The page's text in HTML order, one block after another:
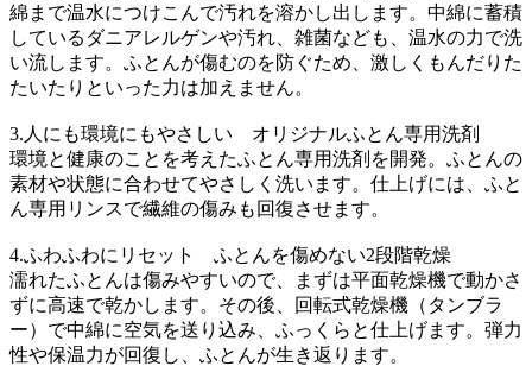
綿まで温水につけこんで汚れを溶かし出します。中綿に蓄積
しているダニアレルゲンや汚れ、雑菌なども、温水の力で洗
い流します。ふとんが傷むのを防ぐため、激しくもんだりた
たいたりといった力は加えません。
3.人にも環境にもやさしい オリジナルふとん専用洗剤
環境と健康のことを考えたふとん専用洗剤を開発。ふとんの
素材や状態に合わせてやさしく洗います。仕上げには、ふと
ん専用リンスで繊維の傷みも回復させます。
4.ふわふわにリセット ふとんを傷めない2段階乾燥
濡れたふとんは傷みやすいので、まずは平面乾燥機で動かさ
ずに高速で乾かします。その後、回転式乾燥機（タンブラ
ー）で中綿に空気を送り込み、ふっくらと仕上げます。弾力
性や保温力が回復し、ふとんが生き返ります。